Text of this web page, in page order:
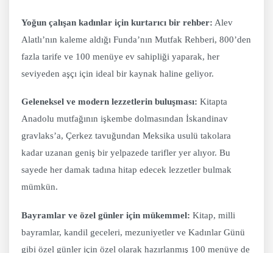
Yoğun çalışan kadınlar için kurtarıcı bir rehber: Alev
Alatlı’nın kaleme aldığı Funda’nın Mutfak Rehberi, 800’den
fazla tarife ve 100 menüye ev sahipliği yaparak, her
seviyeden aşçı için ideal bir kaynak haline geliyor.
Geleneksel ve modern lezzetlerin buluşması: Kitapta
Anadolu mutfağının işkembe dolmasından İskandinav
gravlaks’a, Çerkez tavuğundan Meksika usulü takolara
kadar uzanan geniş bir yelpazede tarifler yer alıyor. Bu
sayede her damak tadına hitap edecek lezzetler bulmak
mümkün.
Bayramlar ve özel günler için mükemmel: Kitap, milli
bayramlar, kandil geceleri, mezuniyetler ve Kadınlar Günü
gibi özel günler için özel olarak hazırlanmış 100 menüye de